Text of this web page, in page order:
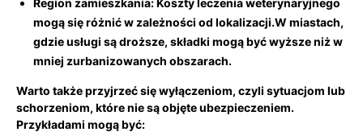
Region ⁢zamieszkania:Koszty leczenia⁤ weterynaryjnego
mogą się różnić w zależności od lokalizacji.W miastach,
gdzie usługi ⁢są droższe, składki mogą być wyższe niż w‍
mniej zurbanizowanych obszarach.
Warto⁤ także przyjrzeć sięwyłączeniom, czyli sytuacjom lub
schorzeniom, które nie są objęte ubezpieczeniem.
Przykładami⁣ mogą być: